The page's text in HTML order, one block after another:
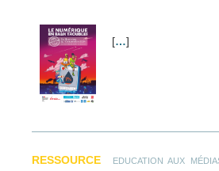
[…]
RESSOURCE EDUCATION AUX